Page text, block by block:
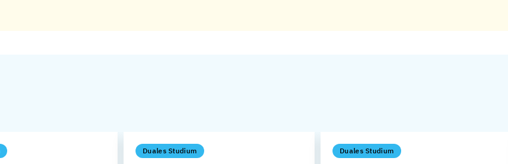
Duales Studium Duales Studium